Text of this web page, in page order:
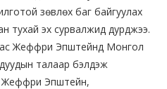
зөвлөх баг байгуулах
тухай эх сурвалжид дурджээ.
Жеффри Эпштейнд Монгол
талаар бэлдэж
Жеффри Эпштейн,